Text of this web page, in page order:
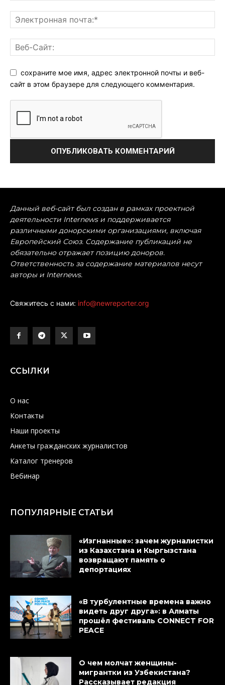
сохраните мое имя, адрес электронной почты и веб-
сайт в этом браузере для следующего комментария.
Данный веб-сайт был создан в рамках проектной
деятельности Internews и поддерживается
различными донорскими организациями, включая
Европейский Союз. Содержание публикаций не
обязательно отражает позицию доноров.
Ответственность за содержание материалов несут
авторы и Internews.
Свяжитесь с нами: info@newreporter.org
ССЫЛКИ
О нас
Контакты
Наши проекты
Анкеты гражданских журналистов
Каталог тренеров
Вебинар
ПОПУЛЯРНЫЕ СТАТЬИ
«Изгнанные»: зачем журналистки
из Казахстана и Кыргызстана
возвращают память о
депортациях
«В турбулентные времена важно
видеть друг друга»: в Алматы
прошёл фестиваль CONNECT FOR
PEACE
О чем молчат женщины-
мигрантки из Узбекистана?
Рассказывает редакция